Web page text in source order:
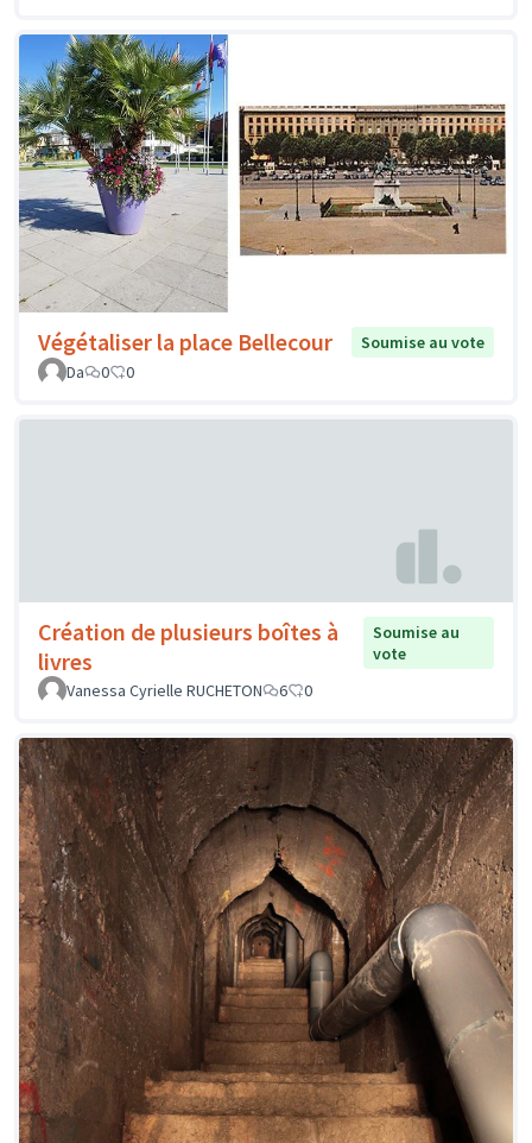
Végétaliser la place Bellecour
Soumise au vote
Da
0 0
Création de plusieurs boîtes à
livres
Soumise au
vote
Vanessa Cyrielle RUCHETON
6 0